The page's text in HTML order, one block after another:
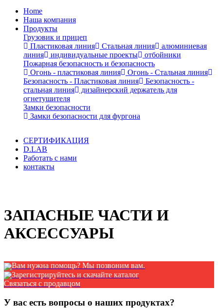
Home
Наша компания
Продукты
Грузовик и прицеп
Пластиковая линия
Стальная линия
алюминиевая
линия
индивидуальные проекты
отбойники
Пожарная безопасность и безопасность
Огонь - пластиковая линия
Огонь - Стальная линия
Безопасность - Пластиковая линия
Безопасность -
стальная линия
дизайнерский держатель для
огнетушителя
Замки безопасности
Замки безопасности для фургона
СЕРТИФИКАЦИЯ
D.LAB
Работать с нами
контакты
ЗАПАСНЫЕ ЧАСТИ И
АКСЕССУАРЫ
Вам нужна помощь? Мы позвоним вам.
Зарегистрируйтесь и скачайте каталог
Связаться с продавцом
У вас есть вопросы о наших продуктах?